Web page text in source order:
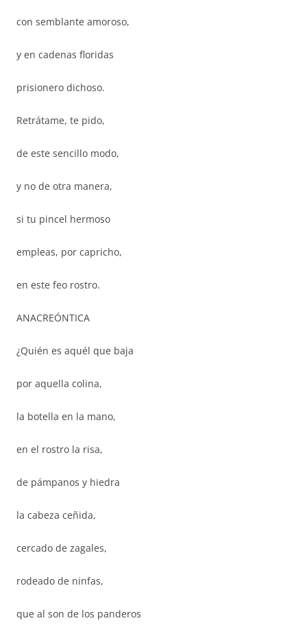
con semblante amoroso,
y en cadenas floridas
prisionero dichoso.
Retrátame, te pido,
de este sencillo modo,
y no de otra manera,
si tu pincel hermoso
empleas, por capricho,
en este feo rostro.
ANACREÓNTICA
¿Quién es aquél que baja
por aquella colina,
la botella en la mano,
en el rostro la risa,
de pámpanos y hiedra
la cabeza ceñida,
cercado de zagales,
rodeado de ninfas,
que al son de los panderos